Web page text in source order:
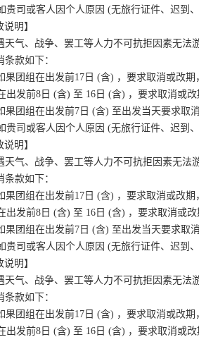
司或客人因个人原因 (无旅行证件、迟到
说明】
天气、战争、罢工等人力不可抗拒因素无
条款如下：
团组在出发前17日 (含) ，要求取消或改
发前8日 (含) 至 16日 (含) ，要求取消或
团组在出发前7日 (含) 至出发当天要求取
司或客人因个人原因 (无旅行证件、迟到
说明】
天气、战争、罢工等人力不可抗拒因素无
条款如下：
团组在出发前17日 (含) ，要求取消或改
发前8日 (含) 至 16日 (含) ，要求取消或
团组在出发前7日 (含) 至出发当天要求取
司或客人因个人原因 (无旅行证件、迟到
说明】
天气、战争、罢工等人力不可抗拒因素无
条款如下：
团组在出发前17日 (含) ，要求取消或改
发前8日 (含) 至 16日 (含) ，要求取消或